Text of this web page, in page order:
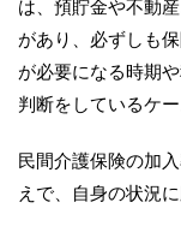
は、預貯金や不動
があり、必ずしも
が必要になる時期
判断をしているケ
民間介護保険の加
えで、自身の状況